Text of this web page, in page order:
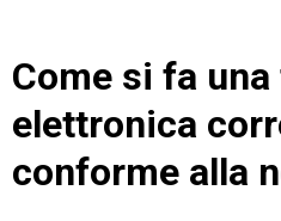
CRM
Come si fa
elettronica
conforme alla